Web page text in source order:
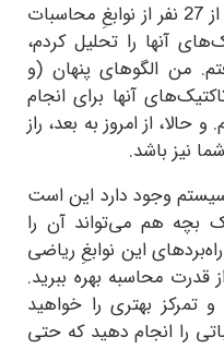
پس از مطالعاتی که بر روی بیش از 27 نفر از نوابغِ محاسبات
آنها را تحلیل کردم،
من الگوهای پنهان (و
آنها برای انجام
از امروز به بعد، راز
نیز باشد.
وجود دارد این است
بچه هم می‌تواند آن را
این نوابغِ ریاضی
قدرت محاسبه بهره ببرید.
بهتری را خواهید
را انجام دهید که حتی